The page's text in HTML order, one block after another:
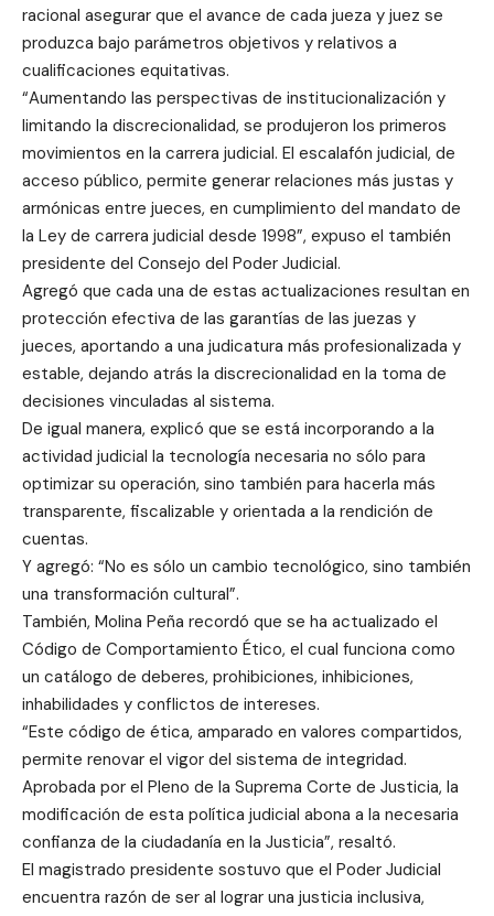
racional asegurar que el avance de cada jueza y juez se
produzca bajo parámetros objetivos y relativos a
cualificaciones equitativas.
“Aumentando las perspectivas de institucionalización y
limitando la discrecionalidad, se produjeron los primeros
movimientos en la carrera judicial. El escalafón judicial, de
acceso público, permite generar relaciones más justas y
armónicas entre jueces, en cumplimiento del mandato de
la Ley de carrera judicial desde 1998”, expuso el también
presidente del Consejo del Poder Judicial.
Agregó que cada una de estas actualizaciones resultan en
protección efectiva de las garantías de las juezas y
jueces, aportando a una judicatura más profesionalizada y
estable, dejando atrás la discrecionalidad en la toma de
decisiones vinculadas al sistema.
De igual manera, explicó que se está incorporando a la
actividad judicial la tecnología necesaria no sólo para
optimizar su operación, sino también para hacerla más
transparente, fiscalizable y orientada a la rendición de
cuentas.
Y agregó: “No es sólo un cambio tecnológico, sino también
una transformación cultural”.
También, Molina Peña recordó que se ha actualizado el
Código de Comportamiento Ético, el cual funciona como
un catálogo de deberes, prohibiciones, inhibiciones,
inhabilidades y conflictos de intereses.
“Este código de ética, amparado en valores compartidos,
permite renovar el vigor del sistema de integridad.
Aprobada por el Pleno de la Suprema Corte de Justicia, la
modificación de esta política judicial abona a la necesaria
confianza de la ciudadanía en la Justicia”, resaltó.
El magistrado presidente sostuvo que el Poder Judicial
encuentra razón de ser al lograr una justicia inclusiva,